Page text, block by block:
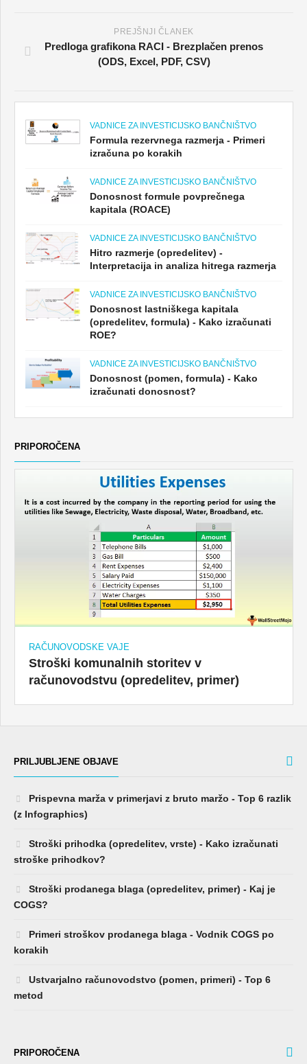
PREJŠNJI ČLANEK
Predloga grafikona RACI - Brezplačen prenos
(ODS, Excel, PDF, CSV)
VADNICE ZA INVESTICIJSKO BANČNIŠTVO
Formula rezervnega razmerja - Primeri
izračuna po korakih
VADNICE ZA INVESTICIJSKO BANČNIŠTVO
Donosnost formule povprečnega
kapitala (ROACE)
VADNICE ZA INVESTICIJSKO BANČNIŠTVO
Hitro razmerje (opredelitev) -
Interpretacija in analiza hitrega razmerja
VADNICE ZA INVESTICIJSKO BANČNIŠTVO
Donosnost lastniškega kapitala
(opredelitev, formula) - Kako izračunati
ROE?
VADNICE ZA INVESTICIJSKO BANČNIŠTVO
Donosnost (pomen, formula) - Kako
izračunati donosnost?
PRIPOROČENA
RAČUNOVODSKE VAJE
Stroški komunalnih storitev v
računovodstvu (opredelitev, primer)
PRILJUBLJENE OBJAVE
Prispevna marža v primerjavi z bruto maržo - Top 6 razlik
(z Infographics)
Stroški prihodka (opredelitev, vrste) - Kako izračunati
stroške prihodkov?
Stroški prodanega blaga (opredelitev, primer) - Kaj je
COGS?
Primeri stroškov prodanega blaga - Vodnik COGS po
korakih
Ustvarjalno računovodstvo (pomen, primeri) - Top 6
metod
PRIPOROČENA